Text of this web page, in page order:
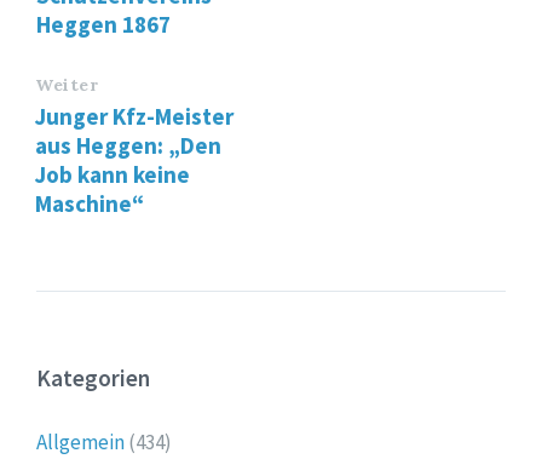
Heggen 1867
Weiter
Junger Kfz-Meister
aus Heggen: „Den
Job kann keine
Maschine“
Kategorien
Allgemein(434)